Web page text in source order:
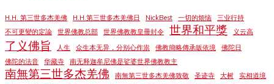
H.H. 第三世多杰羌佛 H.H.第三世多杰羌佛日 NickBest 一切的烦恼
三业行持
不可更變的定論
世界佛教总部 世界佛教教皇冊封令 世界和平獎 义云高
了义佛旨 人生 众生本无异，分别心作祟 佛教簡略傳承皈依境
佛陀日
佛陀的法音
华藏寺 南无释迦牟尼佛是娑婆世界佛教教主
南無第三世多杰羌佛 南無第三世多杰羌佛致敬 圣迹寺 大树
实相道境